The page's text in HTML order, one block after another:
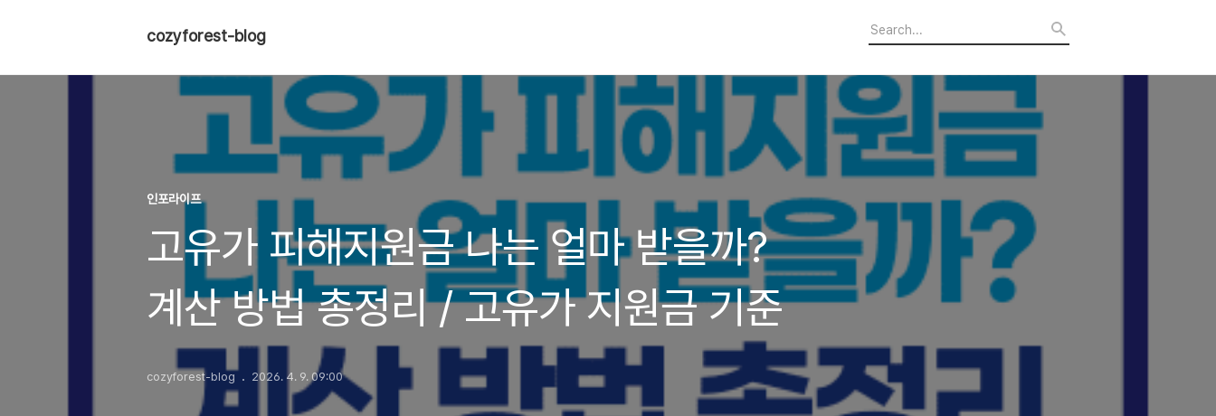
cozyforest-blog
인포라이프
고유가 피해지원금 나는 얼마 받을까?
계산 방법 총정리 / 고유가 지원금 기준
cozyforest-blog 2026. 4. 9. 09:00